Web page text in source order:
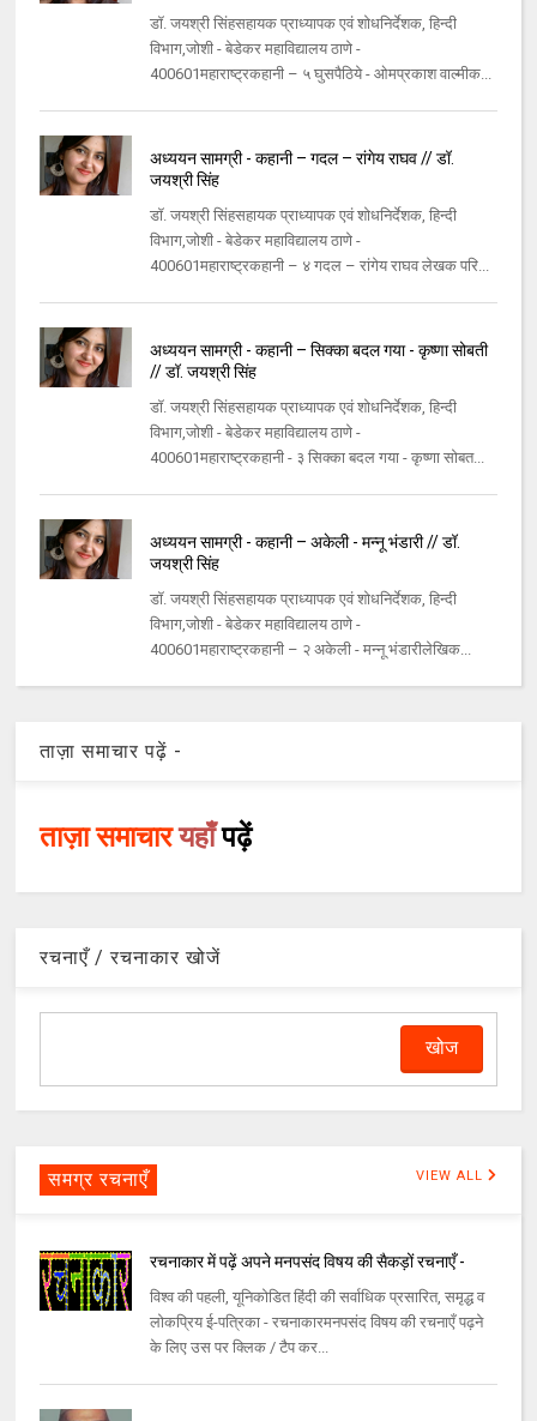
डॉ. जयश्री सिंहसहायक प्राध्यापक एवं शोधनिर्देशक, हिन्दी
विभाग,जोशी - बेडेकर महाविद्यालय ठाणे -
400601महाराष्ट्रकहानी – ५ घुसपैठिये - ओमप्रकाश वाल्मीक...
अध्ययन सामग्री - कहानी – गदल – रांगेय राघव // डॉ.
जयश्री सिंह
डॉ. जयश्री सिंहसहायक प्राध्यापक एवं शोधनिर्देशक, हिन्दी
विभाग,जोशी - बेडेकर महाविद्यालय ठाणे -
400601महाराष्ट्रकहानी – ४ गदल – रांगेय राघव लेखक परि...
अध्ययन सामग्री - कहानी – सिक्का बदल गया - कृष्णा सोबती
// डॉ. जयश्री सिंह
डॉ. जयश्री सिंहसहायक प्राध्यापक एवं शोधनिर्देशक, हिन्दी
विभाग,जोशी - बेडेकर महाविद्यालय ठाणे -
400601महाराष्ट्रकहानी - ३ सिक्का बदल गया - कृष्णा सोबत...
अध्ययन सामग्री - कहानी – अकेली - मन्नू भंडारी // डॉ.
जयश्री सिंह
डॉ. जयश्री सिंहसहायक प्राध्यापक एवं शोधनिर्देशक, हिन्दी
विभाग,जोशी - बेडेकर महाविद्यालय ठाणे -
400601महाराष्ट्रकहानी – २ अकेली - मन्नू भंडारीलेखिक...
ताज़ा समाचार पढ़ें -
ताज़ा समाचारयहाँपढ़ें
रचनाएँ / रचनाकार खोजें
समग्र रचनाएँ VIEW ALL
रचनाकार में पढ़ें अपने मनपसंद विषय की सैकड़ों रचनाएँ -
विश्व की पहली, यूनिकोडित हिंदी की सर्वाधिक प्रसारित, समृद्ध व
लोकप्रिय ई-पत्रिका - रचनाकारमनपसंद विषय की रचनाएँ पढ़ने
के लिए उस पर क्लिक / टैप कर...